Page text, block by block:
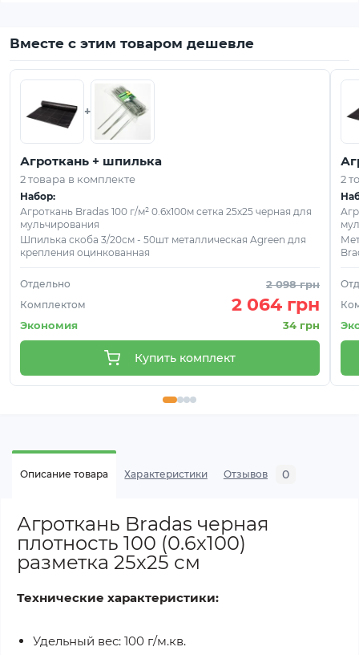
Вместе с этим товаром дешевле
+
Агроткань + шпилька
2 товара в комплекте
Набор:
Агроткань Bradas 100 г/м² 0.6х100м сетка 25х25 черная для
мульчирования
Шпилька скоба 3/20см - 50шт металлическая Agreen для
крепления оцинкованная
Отдельно 2 098 грн
Комплектом 2 064 грн
Экономия 34 грн
Купить комплект
2
Описание товара Характеристики Отзывов 0
Агроткань Bradas черная
плотность 100 (0.6х100)
разметка 25х25 см
Технические характеристики:
Удельный вес: 100 г/м.кв.